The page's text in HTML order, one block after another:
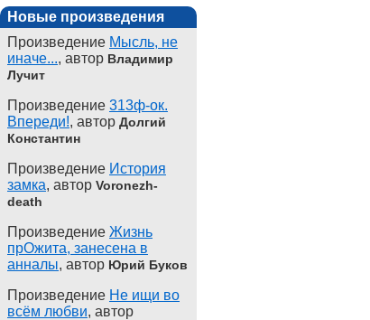
Новые произведения
Произведение Мысль, не
иначе..., автор Владимир
Лучит
Произведение 313ф-ок.
Впереди!, автор Долгий
Константин
Произведение История
замка, автор Voronezh-
death
Произведение Жизнь
прОжита, занесена в
анналы, автор Юрий Буков
Произведение Не ищи во
всём любви, автор